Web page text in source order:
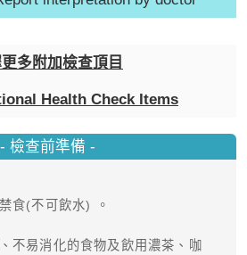
多附加檢查頂目
Health Check Items
- 檢查前準備 -
食(不可飲水) 。
不易消化的食物及飲用濃茶、咖